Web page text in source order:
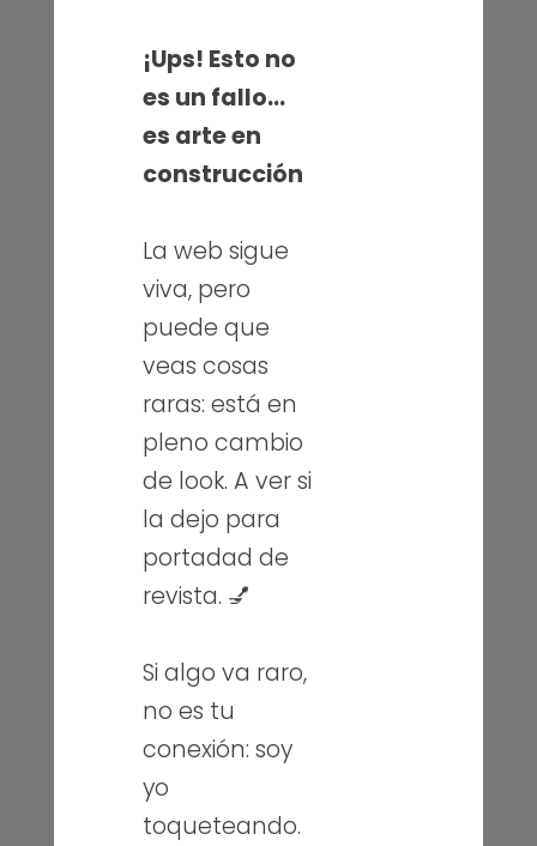
Publicada el: 14/02/2022
Descargando vídeos de Youtube
sin instalar programas
Seguro que más de una
vez has necesitado
disponer de vídeos de
Leer más
¡Ups! Esto no
es un fallo…
es arte en
construcción
La web sigue
viva, pero
puede que
veas cosas
raras: está en
pleno cambio
de look. A ver si
la dejo para
portadad de
revista. 💅
Si algo va raro,
no es tu
conexión: soy
yo
toqueteando.